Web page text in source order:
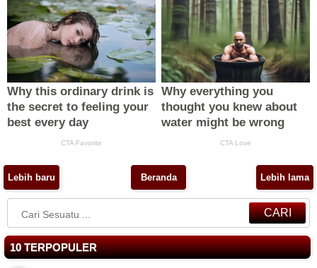
Lebih baru Lebih lama
Beranda
CARI
10 TERPOPULER